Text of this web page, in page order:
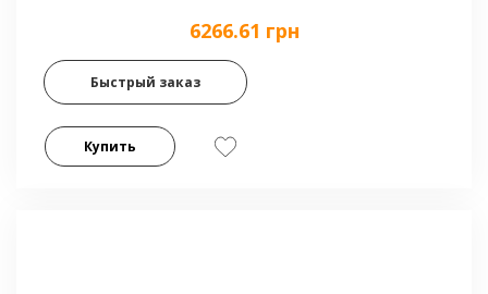
6266.61 грн
Быстрый заказ
Купить